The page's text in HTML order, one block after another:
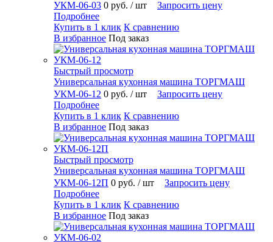
УКМ-06-03 0 руб. / шт
Запросить цену
Подробнее
Купить в 1 клик К сравнению
В избранное Под заказ
Быстрый просмотр
Универсальная кухонная машина ТОРГМАШ
УКМ-06-12 0 руб. / шт
Запросить цену
Подробнее
Купить в 1 клик К сравнению
В избранное Под заказ
Быстрый просмотр
Универсальная кухонная машина ТОРГМАШ
УКМ-06-12П 0 руб. / шт
Запросить цену
Подробнее
Купить в 1 клик К сравнению
В избранное Под заказ